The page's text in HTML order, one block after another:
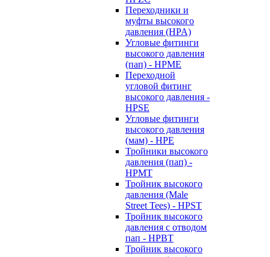
Переходники и
муфты высокого
давления (HPA)
Угловые фитинги
высокого давления
(пап) - HPME
Переходной
угловой фитинг
высокого давления -
HPSE
Угловые фитинги
высокого давления
(мам) - HPE
Тройники высокого
давления (пап) -
HPMT
Тройник высокого
давления (Male
Street Tees) - HPST
Тройник высокого
давления с отводом
пап - HPBT
Тройник высокого